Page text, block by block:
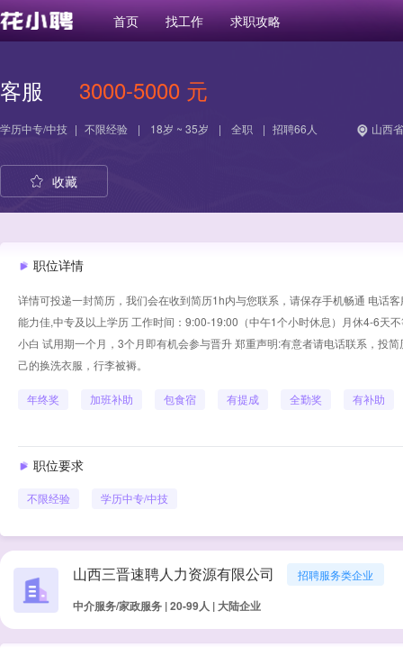
首页 找工作 求职攻略
客服 3000-5000 元
学历中专/中技 | 不限经验 | 18岁 ~ 35岁 | 全职 | 招聘66人 山西
收藏
职位详情
详情可投递一封简历，我们会在收到简历1h内与您联系，请保存手机畅通 电话
能力佳,中专及以上学历 工作时间：9:00-19:00（中午1个小时休息）月休4-6天
小白 试用期一个月，3个月即有机会参与晋升 郑重声明:有意者请电话联系，投
己的换洗衣服，行李被褥。
年终奖 加班补助 包食宿 有提成 全勤奖 有补助
职位要求
不限经验 学历中专/中技
山西三晋速聘人力资源有限公司 招聘服务类企业
中介服务/家政服务 | 20-99人 | 大陆企业